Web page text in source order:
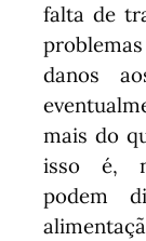
falta de
danos
mais do
isso é,
podem